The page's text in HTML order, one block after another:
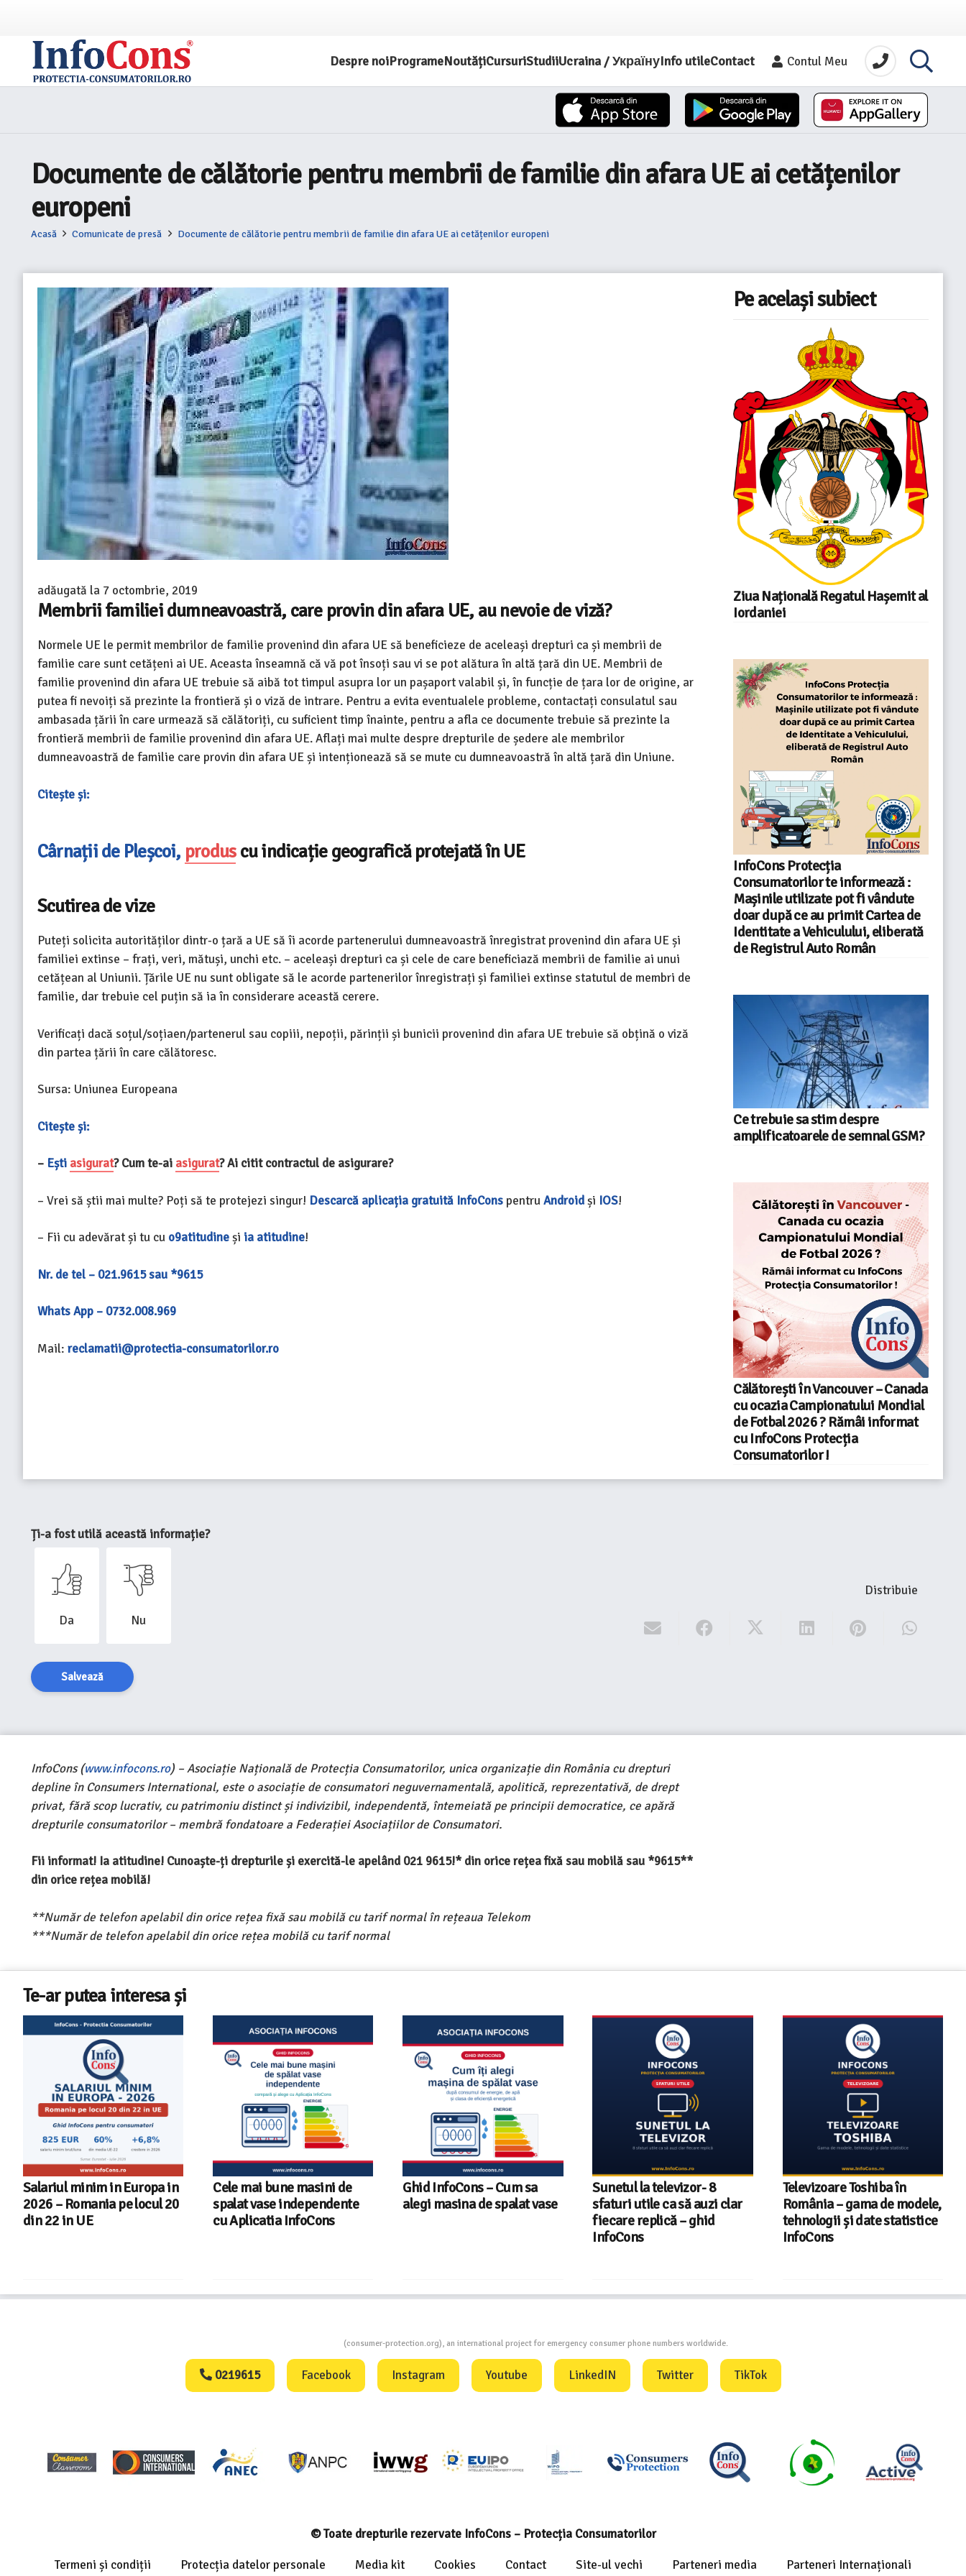
Despre noiProgrameNoutățiCursuriStudiiUcraina / УкраїнуInfo utileContact Contul Meu
Documente de călătorie pentru membrii de familie din afara UE ai cetățenilor
europeni
Acasă Comunicate de presă Documente de călătorie pentru membrii de familie din afara UE ai cetățenilor europeni
adăugată la 7 octombrie, 2019
Membrii familiei dumneavoastră, care provin din afara UE, au nevoie de viză?
Normele UE le permit membrilor de familie provenind din afara UE să beneficieze de aceleași drepturi ca și membrii de
familie care sunt cetățeni ai UE. Aceasta înseamnă că vă pot însoți sau vi se pot alătura în altă țară din UE. Membrii de
familie provenind din afara UE trebuie să aibă tot timpul asupra lor un pașaport valabil și, în funcție de țara lor de origine, ar
putea fi nevoiți să prezinte la frontieră și o viză de intrare. Pentru a evita eventualele probleme, contactați consulatul sau
ambasada țării în care urmează să călătoriți, cu suficient timp înainte, pentru a afla ce documente trebuie să prezinte la
frontieră membrii de familie provenind din afara UE. Aflați mai multe despre drepturile de ședere ale membrilor
dumneavoastră de familie care provin din afara UE și intenționează să se mute cu dumneavoastră în altă țară din Uniune.
Citește și:
Cârnații de Pleșcoi, produscu indicație geografică protejată în UE
Scutirea de vize
Puteți solicita autorităților dintr-o țară a UE să îi acorde partenerului dumneavoastră înregistrat provenind din afara UE și
familiei extinse – frați, veri, mătuși, unchi etc. – aceleași drepturi ca și cele de care beneficiază membrii de familie ai unui
cetățean al Uniunii. Țările UE nu sunt obligate să le acorde partenerilor înregistrați și familiei extinse statutul de membri de
familie, dar trebuie cel puțin să ia în considerare această cerere.
Verificați dacă soțul/soțiaen/partenerul sau copiii, nepoții, părinții și bunicii provenind din afara UE trebuie să obțină o viză
din partea țării în care călătoresc.
Sursa: Uniunea Europeana
Citește și:
– Ești asigurat? Cum te-ai asigurat? Ai citit contractul de asigurare?
– Vrei să știi mai multe? Poți să te protejezi singur! Descarcă aplicația gratuită InfoCons pentruAndroidși IOS!
– Fii cu adevărat și tu cu o9atitudineși ia atitudine!
Nr. de tel – 021.9615 sau *9615
Whats App – 0732.008.969
Mail: reclamatii@protectia-consumatorilor.ro
Pe același subiect
Ziua Națională Regatul Hașemit al
Iordaniei
InfoCons Protecția
Consumatorilor te informează :
Mașinile utilizate pot fi vândute
doar după ce au primit Cartea de
Identitate a Vehiculului, eliberată
de Registrul Auto Român
Ce trebuie sa stim despre
amplificatoarele de semnal GSM?
Călătorești în Vancouver – Canada
cu ocazia Campionatului Mondial
de Fotbal 2026 ? Rămâi informat
cu InfoCons Protecția
Consumatorilor !
Ți-a fost utilă această informație?
Da Nu
Salvează
Distribuie
InfoCons (www.infocons.ro) – Asociație Națională de Protecția Consumatorilor, unica organizație din România cu drepturi
depline în Consumers International, este o asociație de consumatori neguvernamentală, apolitică, reprezentativă, de drept
privat, fără scop lucrativ, cu patrimoniu distinct și indivizibil, independentă, întemeiată pe principii democratice, ce apără
drepturile consumatorilor – membră fondatoare a Federației Asociațiilor de Consumatori.
Fii informat! Ia atitudine! Cunoaște-ți drepturile și exercită-le apelând 021 9615!* din orice rețea fixă sau mobilă sau *9615**
din orice rețea mobilă!
**Număr de telefon apelabil din orice rețea fixă sau mobilă cu tarif normal în rețeaua Telekom
***Număr de telefon apelabil din orice rețea mobilă cu tarif normal
Te-ar putea interesa și
Cele mai bune masini de
spalat vase independente
cu Aplicatia InfoCons
Ghid InfoCons – Cum sa
alegi masina de spalat vase
Sunetul la televizor- 8
sfaturi utile ca să auzi clar
Televizoare Toshiba în
România – gama de modele,
tehnologii și date statistice
InfoCons
InfoCons – 243 de
documente de acreditare
pentru certificatele verzi
din energia electrică
(consumer-protection.org), an international project for emergency consumer phone numbers worldwide.
0219615 Facebook Instagram Youtube LinkedIN Twitter TikTok
© Toate drepturile rezervate InfoCons – Protecția Consumatorilor
Termeni și condiții Protecția datelor personale Media kit Cookies Contact Site-ul vechi Parteneri media Parteneri Internaționali